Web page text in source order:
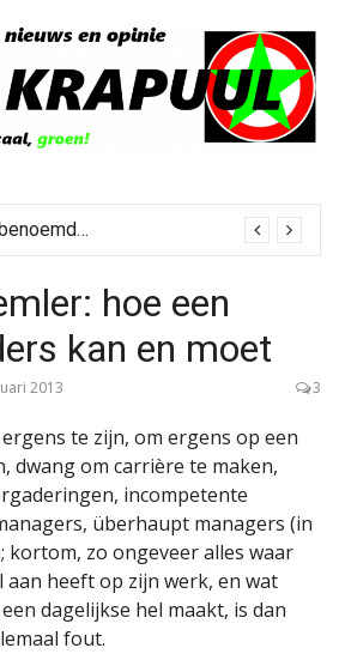
Todd Blanche benoemd tot Attorney General
hoe een
kan en moet
2013 3
te zijn, om ergens op een
dwang om carrière te maken,
incompetente
überhaupt managers (in
kortom, zo ongeveer alles waar
aan heeft op zijn werk, en wat
dagelijkse hel maakt, is dan
fout.